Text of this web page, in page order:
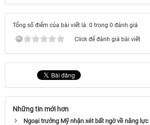
Tổng số điểm của bài viết là: 0 trong 0 đánh giá
Click để đánh giá bài viết
Những tin mới hơn
Ngoại trưởng Mỹ nhận xét bất ngờ về năng